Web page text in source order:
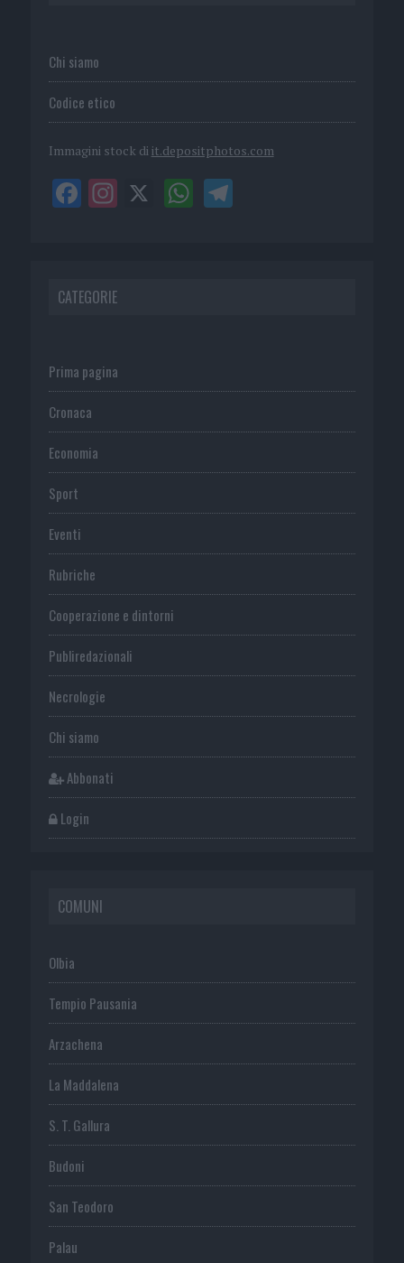
Chi siamo
Codice etico
Immagini stock di it.depositphotos.com
CATEGORIE
Prima pagina
Cronaca
Economia
Sport
Eventi
Rubriche
Cooperazione e dintorni
Publiredazionali
Necrologie
Chi siamo
Abbonati
Login
COMUNI
Olbia
Tempio Pausania
Arzachena
La Maddalena
S. T. Gallura
Budoni
San Teodoro
Palau